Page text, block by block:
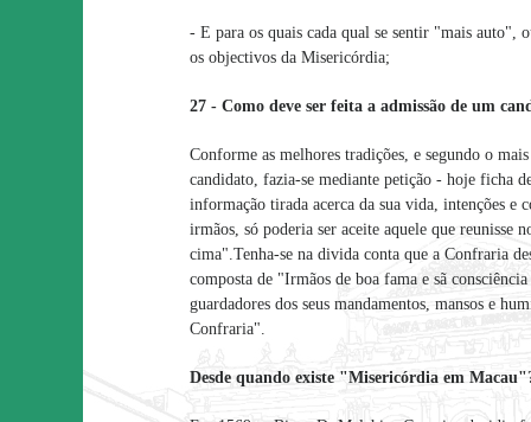
- E para os quais cada qual se sentir "mais auto",
os objectivos da Misericórdia;
27 - Como deve ser feita a admissão de um
Conforme as melhores tradições, e segundo o
candidato, fazia-se mediante petição - hoje ficha
informação tirada acerca da sua vida, intenções e
irmãos, só poderia ser aceite aquele que reunisse
cima".Tenha-se na divida conta que a Confraria
composta de "Irmãos de boa fama e sã
guardadores dos seus mandamentos, mansos e
Confraria".
Desde quando existe "Misericórdia em